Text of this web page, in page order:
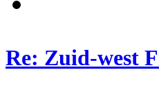
Re: Zuid-west